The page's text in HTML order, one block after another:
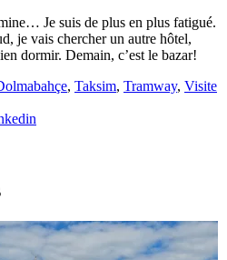
Je suis de plus en plus fatigué.
je vais chercher un autre hôtel,
dormir. Demain, c’est le bazar!
, Taksim, Tramway, Visite